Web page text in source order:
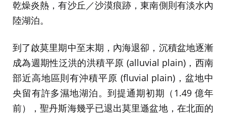
乾燥炎熱，有沙丘／沙漠痕跡，東南側則有淡水內
陸湖泊。
到了啟莫里期中至末期，內海退卻，沉積盆地逐漸
成為週期性泛洪的洪積平原 (alluvial plain)，西南
部近高地區則有沖積平原 (fluvial plain)，盆地中
央留有許多濕地湖泊。到提通期初期（1.49 億年
前），聖丹斯海幾乎已退出莫里遜盆地，在北面的